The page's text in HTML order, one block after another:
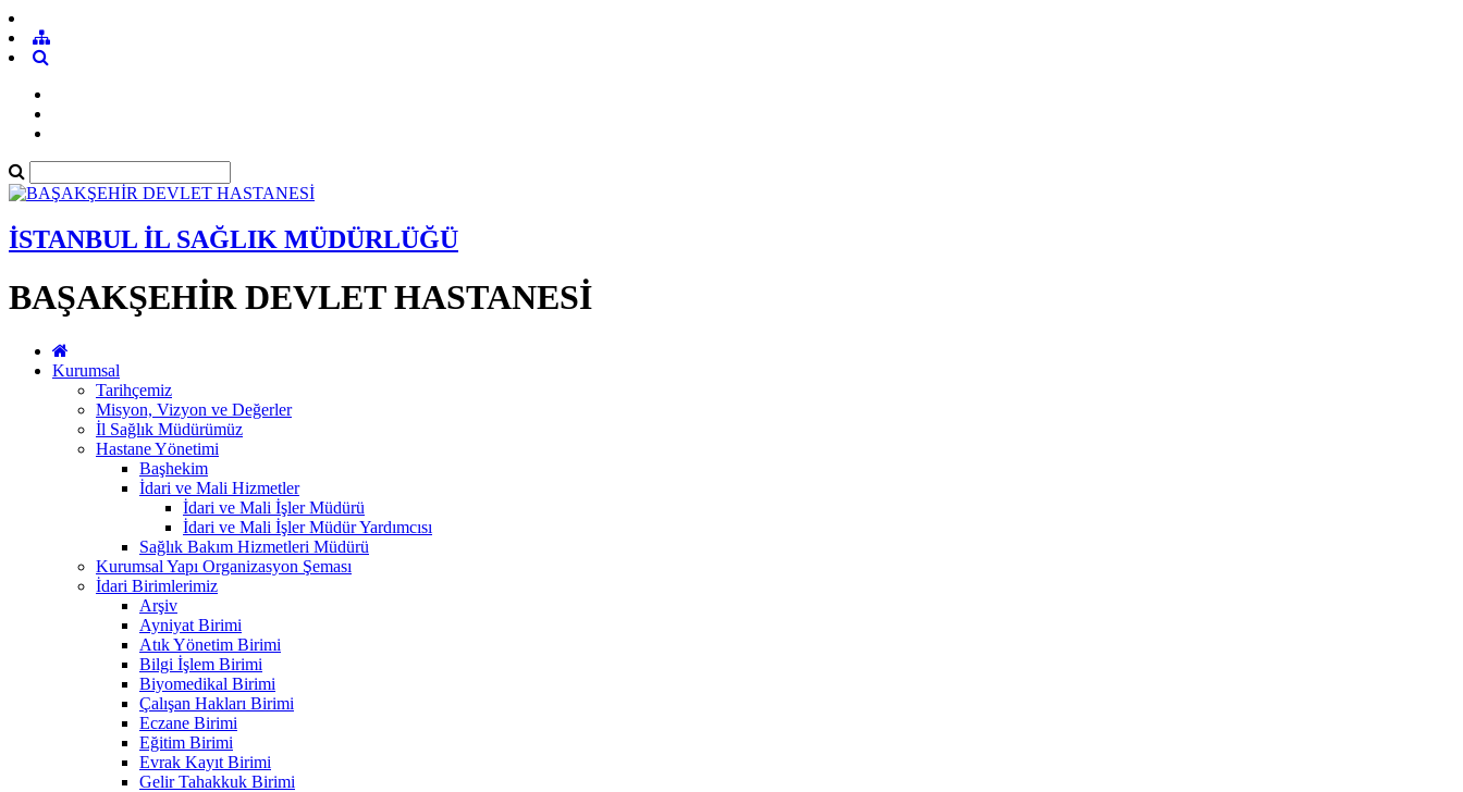
İSTANBUL İL SAĞLIK MÜDÜRLÜĞÜ
BAŞAKŞEHİR DEVLET HASTANESİ
Kurumsal
Tarihçemiz
Misyon, Vizyon ve Değerler
İl Sağlık Müdürümüz
Hastane Yönetimi
Başhekim
İdari ve Mali Hizmetler
İdari ve Mali İşler Müdürü
İdari ve Mali İşler Müdür Yardımcısı
Sağlık Bakım Hizmetleri Müdürü
Kurumsal Yapı Organizasyon Şeması
İdari Birimlerimiz
Arşiv
Ayniyat Birimi
Atık Yönetim Birimi
Bilgi İşlem Birimi
Biyomedikal Birimi
Çalışan Hakları Birimi
Eczane Birimi
Eğitim Birimi
Evrak Kayıt Birimi
Gelir Tahakkuk Birimi